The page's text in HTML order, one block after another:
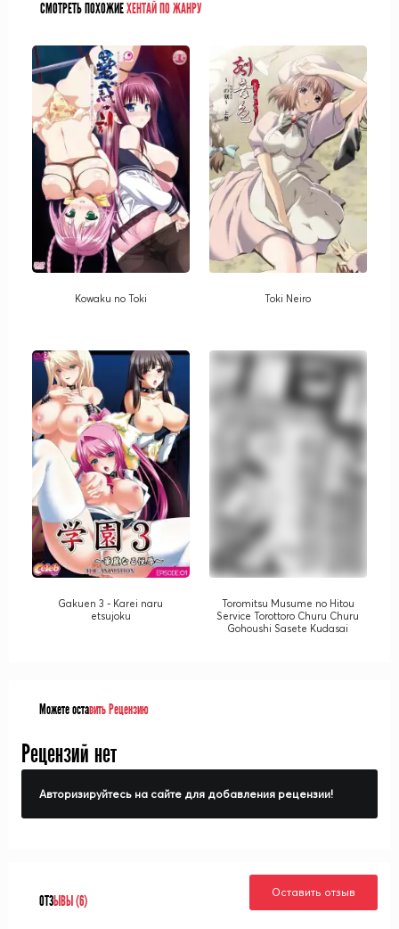
СМОТРЕТЬ ПОХОЖИЕХЕНТАЙ ПО ЖАНРУ
Kowaku no Toki Toki Neiro
Gakuen 3 - Karei naru
etsujoku
Toromitsu Musume no Hitou
Service Torottoro Churu Churu
Gohoushi Sasete Kudasai
Можете оставить Рецензию
Рецензий нет
Авторизируйтесь на сайте для добавления рецензии!
ОТЗЫВЫ (6)
Оставить отзыв